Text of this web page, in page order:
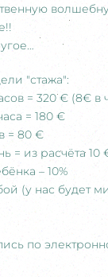
"стажа":
= 320 € (8€ в
= 180 €
= 80 €
= из расчёта 10
– 10%
(у нас будет
по